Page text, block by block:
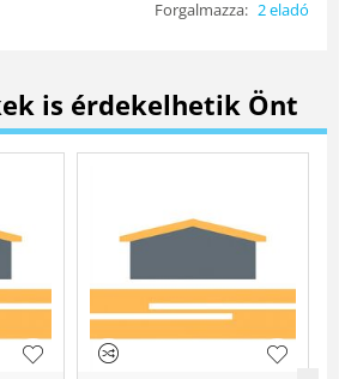
Forgalmazza: 2 eladó
is érdekelhetik Önt